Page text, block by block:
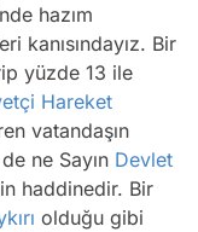
hazım
kanısındayız. Bir
yüzde 13 ile
Hareket
vatandaşın
ne Sayın Devlet
haddinedir. Bir
olduğu gibi